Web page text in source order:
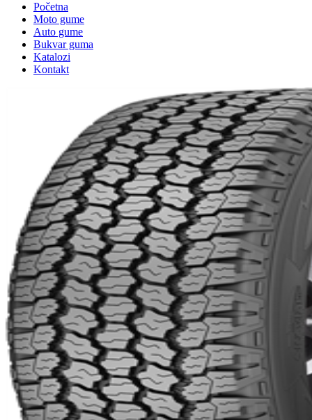
Početna
Moto gume
Auto gume
Bukvar guma
Katalozi
Kontakt